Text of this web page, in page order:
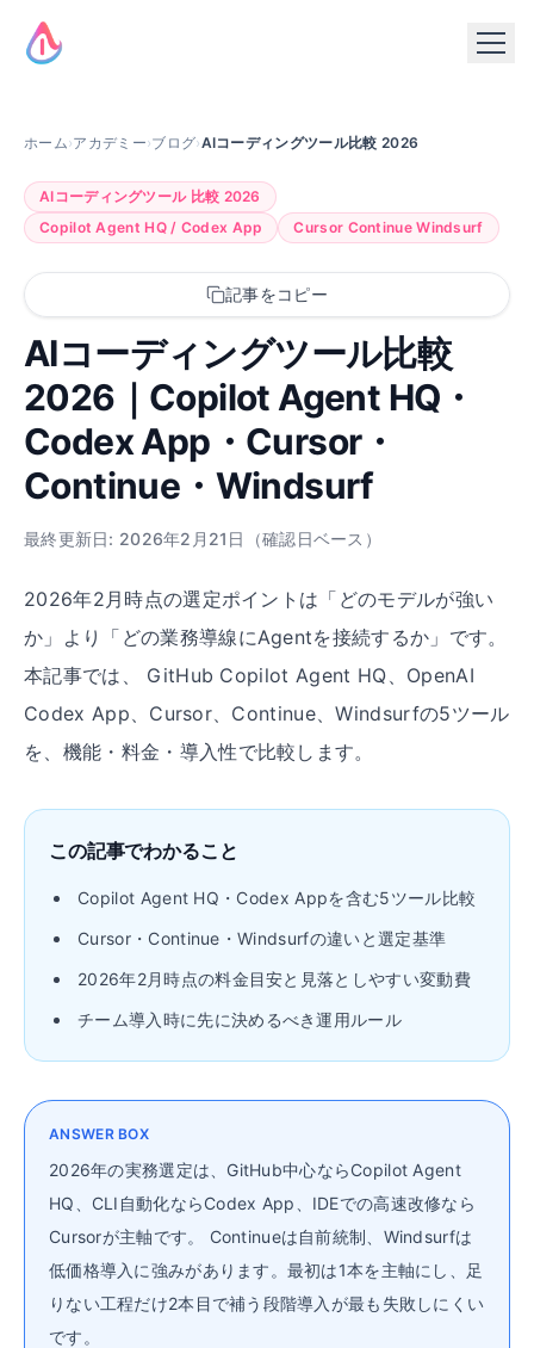
ホーム›アカデミー›ブログ›AIコーディングツール比較 2026
AIコーディングツール 比較 2026
Copilot Agent HQ / Codex App
Cursor Continue Windsurf
記事をコピー
AIコーディングツール比較
2026｜Copilot Agent HQ・
Codex App・Cursor・
Continue・Windsurf
最終更新日: 2026年2月21日（確認日ベース）
2026年2月時点の選定ポイントは「どのモデルが強い
か」より「どの業務導線にAgentを接続するか」です。
本記事では、 GitHub Copilot Agent HQ、OpenAI
Codex App、Cursor、Continue、Windsurfの5ツール
を、機能・料金・導入性で比較します。
この記事でわかること
Copilot Agent HQ・Codex Appを含む5ツール比較
Cursor・Continue・Windsurfの違いと選定基準
2026年2月時点の料金目安と見落としやすい変動費
チーム導入時に先に決めるべき運用ルール
ANSWER BOX
2026年の実務選定は、GitHub中心ならCopilot Agent
HQ、CLI自動化ならCodex App、IDEでの高速改修なら
Cursorが主軸です。 Continueは自前統制、Windsurfは
低価格導入に強みがあります。最初は1本を主軸にし、足
りない工程だけ2本目で補う段階導入が最も失敗しにくい
です。